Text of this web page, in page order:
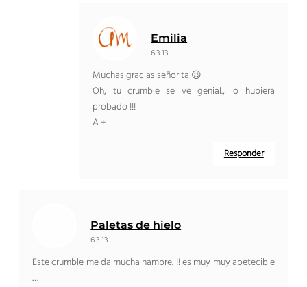
Emilia
6.3.13
Muchas gracias señorita 😉
Oh, tu crumble se ve genial., lo hubiera
probado !!!
A +
Responder
Paletas de hielo
6.3.13
Este crumble me da mucha hambre. !! es muy muy apetecible
…